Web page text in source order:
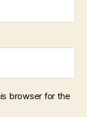
browser for the